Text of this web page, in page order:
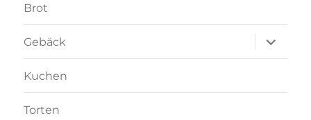
Brot
Gebäck
anzeigen
Kuchen
Torten